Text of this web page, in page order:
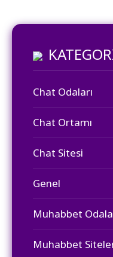
Chat Odaları
Chat Ortamı
Chat Sitesi
Genel
Muhabbet
Muhabbet